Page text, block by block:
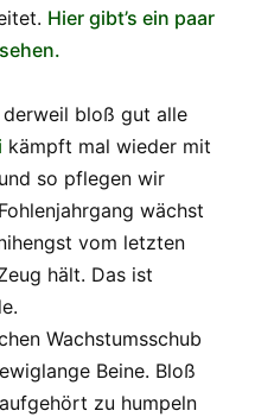
Hier gibt’s ein paar
derweil bloß gut alle
kämpft mal wieder mit
so pflegen wir
wächst
vom letzten
hält. Das ist
Wachstumsschub
Beine. Bloß
zu humpeln